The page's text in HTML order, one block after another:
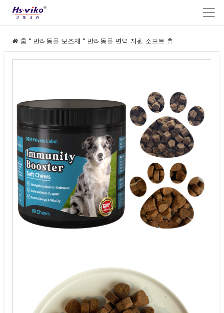
홈 " 반려동물 보조제 " 반려동물 면역 지원 소프트 츄